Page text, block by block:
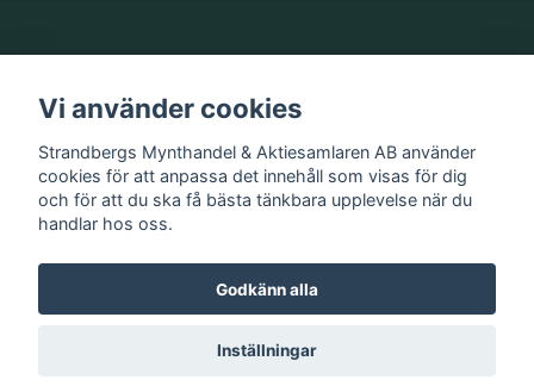
Information
Sociala medier
© 2026 Strandbergs Mynthandel & Aktiesamlaren AB
Vi använder cookies
Strandbergs Mynthandel & Aktiesamlaren AB använder
cookies för att anpassa det innehåll som visas för dig
och för att du ska få bästa tänkbara upplevelse när du
handlar hos oss.
Godkänn alla
Inställningar